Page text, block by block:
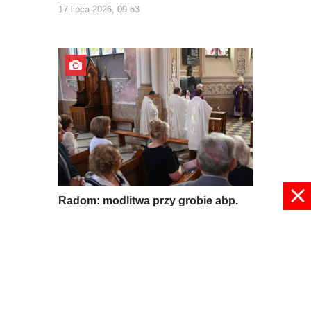
17 lipca 2026, 09:53
Radom: modlitwa przy grobie abp.